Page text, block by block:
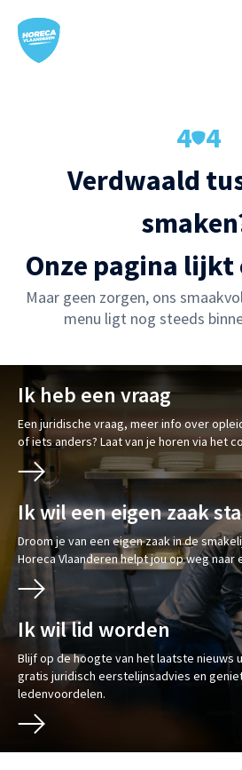
4 4
Verdwaald
Onze pagina lijkt
Maar geen zorgen, ons
menu ligt nog steeds
Ik heb een vraag
Een juridische vraag, meer info over
of iets anders? Laat van je horen via het
Ik wil een eigen zaak
Droom je van een eigen zaak in de
Horeca Vlaanderen helpt jou op weg
Ik wil lid worden
Blijf op de hoogte van het laatste nieuws
gratis juridisch eerstelijnsadvies en
ledenvoordelen.